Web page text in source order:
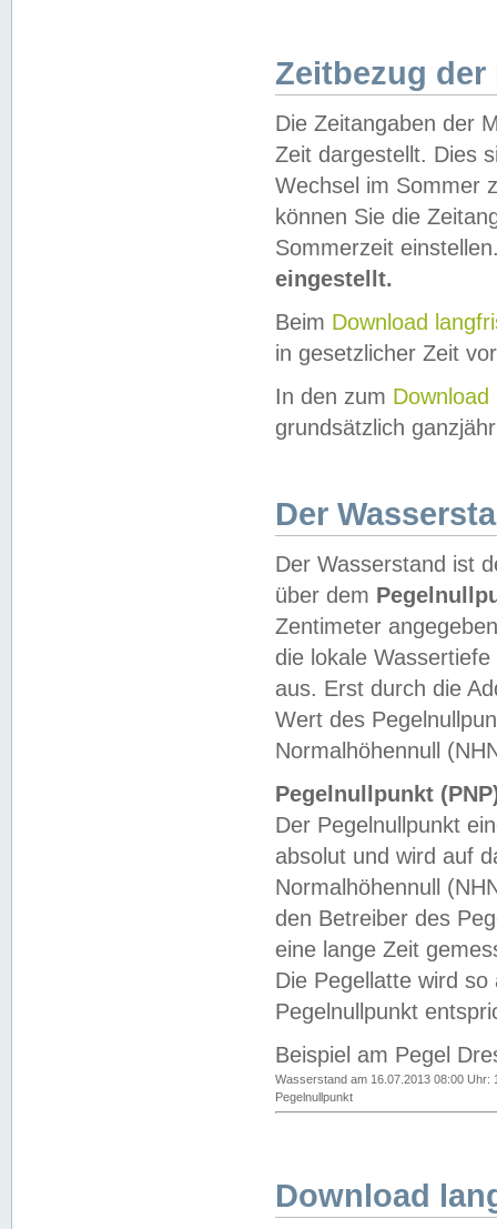
Zeitbezug der
Die Zeitangaben der
Zeit dargestellt. Dies
Wechsel im Sommer
können Sie die
Sommerzeit
eingestellt.
Beim Download
in gesetzlicher Zeit
In den zum Download
grundsätzlich
Der
Der Wasserstand ist
über dem
Zentimeter
die lokale
aus. Erst durch die
Wert des
Normalhöhennull
Pegelnullpunkt
Der Pegelnullpunkt
absolut und wird auf
Normalhöhennull
den Betreiber des
eine lange Zeit
Die Pegellatte wird
Pegelnullpunkt
Beispiel am Pegel
Wasserstand am 16.07.2013 08:00 Uhr:
Pegelnullpunkt
Download